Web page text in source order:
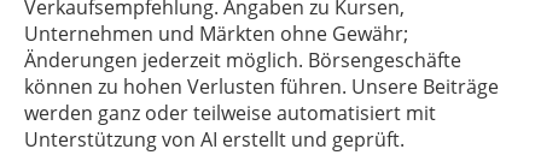
Verkaufsempfehlung. Angaben zu Kursen,
Unternehmen und Märkten ohne Gewähr;
Änderungen jederzeit möglich. Börsengeschäfte
können zu hohen Verlusten führen. Unsere Beiträge
werden ganz oder teilweise automatisiert mit
Unterstützung von AI erstellt und geprüft.